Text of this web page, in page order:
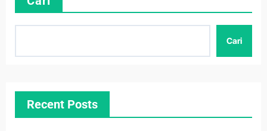
Cari
Recent Posts